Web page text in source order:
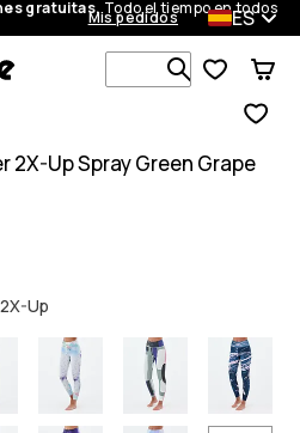
gratuitas.Todo el tiempo en todos
Mis pedidos ES
Busca en
2X-Up Spray Green Grape
Up